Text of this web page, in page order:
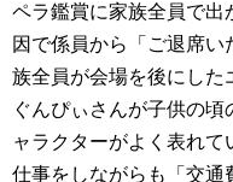
ペラ鑑賞に家族全員で出
因で係員から「ご退席
族全員が会場を後にした
ぐんぴぃさんが子供の
ャラクターがよく表れ
仕事をしながらも「交通